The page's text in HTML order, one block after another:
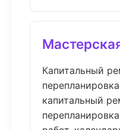
Капитальный
капитальный